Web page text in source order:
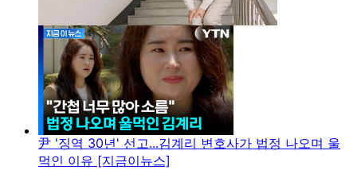
尹 '징역 30년' 선고...김계리 변호사가 법정 나오며 울
먹인 이유 [지금이뉴스]